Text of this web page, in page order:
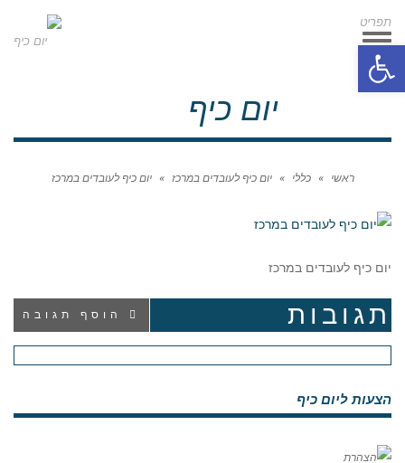
תפריט
תפריט
יום כיף
ראשי » כללי » יום כיף לעובדים במרכז » יום כיף לעובדים במרכז
יום כיף לעובדים במרכז
תגובות הוסף תגובה
הצעות ליום כיף
פתח סרגל נגישות